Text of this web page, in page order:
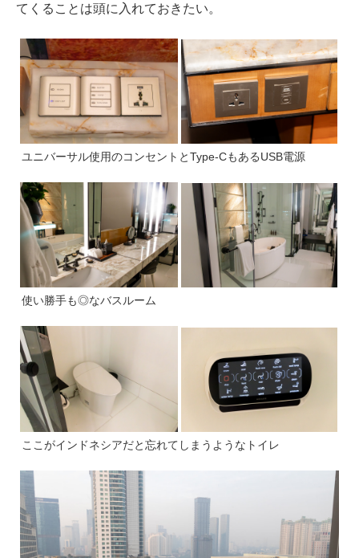
てくることは頭に入れておきたい。
ユニバーサル使用のコンセントとType-CもあるUSB電源
使い勝手も◎なバスルーム
ここがインドネシアだと忘れてしまうようなトイレ